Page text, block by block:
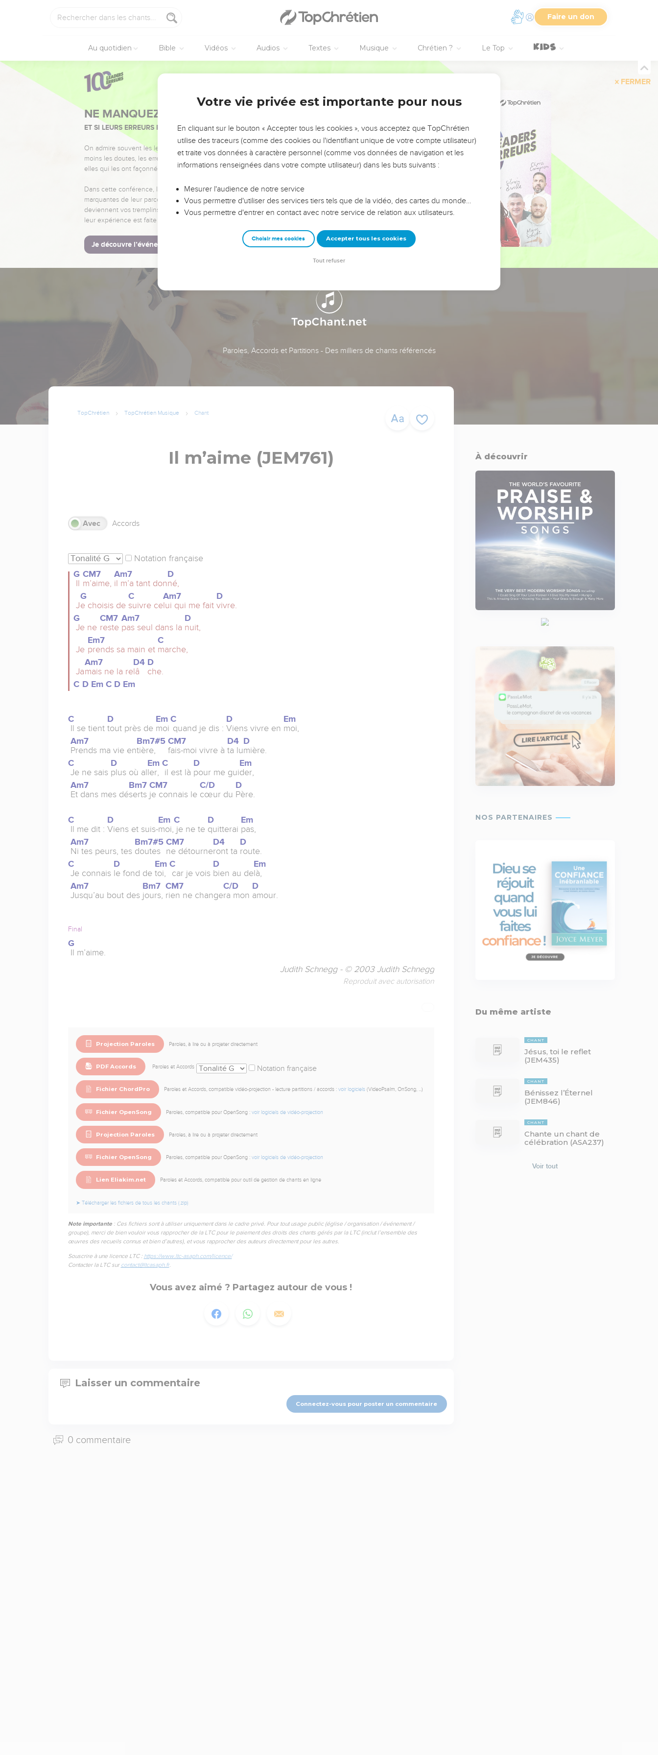
Faire un don
Au quotidien Bible Vidéos Audios Textes Musique Chrétien ? Le Top
FERMER
NE MANQUEZ PAS L’ÉVÉNEMENT DE L’ANNÉE !
ET SI LEURS ERREURS POUVAIENT VOUS ÉVITER LES VOTRES ?
On admire souvent les leaders pour leurs réussites, leur impact, leur foi ou leur vision. Mais on voit
moins les doutes, les erreurs et les saisons difficiles qu'ils ont traversés, alors même que ce sont
elles qui les ont façonnés.
Dans cette conférence, leaders, entrepreneurs, et responsables reviennent sur les erreurs
marquantes de leur parcours et les clés pour avancer avec plus de sagesse afin que leurs erreurs
deviennent vos tremplins. Que vous guidiez un ministère, une équipe, un groupe ou une famille,
leur expérience est faite pour vous.
Je découvre l’événement
Paroles, Accords et Partitions - Des milliers de chants référencés
TopChrétien TopChrétien Musique Chant
Il m’aime (JEM761)
Avec Accords
Notation française
G CM7 Am7
D
Il m’aime, il m’a tant donné,
G
C Am7
D
Je choisis de suivre celui qui me fait vivre.
G
CM7 Am7
D
Je ne reste pas seul dans la nuit,
Em7
C
Je prends sa main et marche,
Am7
D4 D
Jamais ne la relâ
che.
C D Em C D Em
C D Em C D
Em
Il se tient tout près de moi quand je dis : Viens vivre en moi,
Am7
Bm7#5 CM7 D4 D
Prends ma vie entière, fais-moi vivre à ta lumière.
C
D Em C D
Em
Je ne sais plus où aller, il est là pour me guider,
Am7
Bm7 CM7 C/D
D
Et dans mes déserts je connais le cœur du Père.
C D Em C D
Em
Il me dit : Viens et suis-moi, je ne te quitterai pas,
Am7
Bm7#5 CM7 D4
D
Ni tes peurs, tes doutes ne détourneront ta route.
C
D Em C D
Em
Je connais le fond de toi, car je vois bien au delà,
Am7
Bm7 CM7 C/D
D
Jusqu’au bout des jours, rien ne changera mon amour.
Final
G
Il m’aime.
Judith Schnegg - © 2003 Judith Schnegg
Reproduit avec autorisation
Projection Paroles Paroles, à lire ou à projeter directement
PDF Accords Paroles et Accords Notation française
Fichier ChordPro Paroles et Accords, compatible vidéo-projection - lecture partitions / accords :voir logiciels (VideoPsalm, OnSong, ...)
Fichier OpenSong Paroles, compatible pour OpenSong :voir logiciels de vidéo-projection
Projection Paroles Paroles, à lire ou à projeter directement
Fichier OpenSong Paroles, compatible pour OpenSong :voir logiciels de vidéo-projection
Lien Eliakim.net Paroles et Accords, compatible pour outil de gestion de chants en ligne
➤ Télécharger les fichiers de tous les chants (.zip)
Note importante: Ces fichiers sont à utiliser uniquement dans le cadre privé. Pour tout usage public (église / organisation / événement /
groupe), merci de bien vouloir vous rapprocher de la LTC pour le paiement des droits des chants gérés par la LTC (inclut l’ensemble des
œuvres des recueils connus et bien d’autres), et vous rapprocher des auteurs directement pour les autres.
Souscrire à une licence LTC : https://www.ltc-asaph.com/licence/
Contacter la LTC sur contact@ltcasaph.fr.
Vous avez aimé ? Partagez autour de vous !
Laisser un commentaire
Connectez-vous pour poster un commentaire
0 commentaire
À découvrir
Du même artiste
CHANT
Jésus, toi le reflet
(JEM435)
CHANT
Bénissez l’Éternel
(JEM846)
CHANT
Chante un chant de
célébration (ASA237)
Voir tout
Votre vie privée est importante pour nous
En cliquant sur le bouton « Accepter tous les cookies », vous acceptez que TopChrétien
utilise des traceurs (comme des cookies ou l'identifiant unique de votre compte utilisateur)
et traite vos données à caractère personnel (comme vos données de navigation et les
informations renseignées dans votre compte utilisateur) dans les buts suivants :
Mesurer l'audience de notre service
Vous permettre d'utiliser des services tiers tels que de la vidéo, des cartes du monde…
Vous permettre d'entrer en contact avec notre service de relation aux utilisateurs.
Choisir mes cookies Accepter tous les cookies
Tout refuser